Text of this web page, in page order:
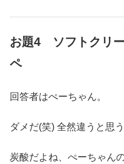
お題4 ソフトクリ
ペ
回答者はぺーちゃん。
ダメだ(笑) 全然違うと思
炭酸だよね、ぺーちゃん